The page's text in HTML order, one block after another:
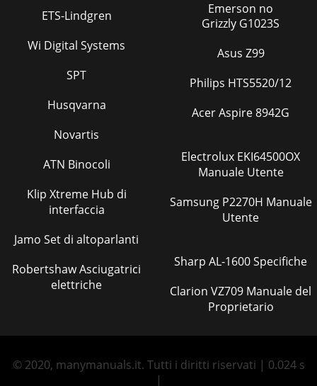
ETS-Lindgren
Wi Digital Systems
SPT
Husqvarna
Novartis
ATN Binocoli
Klip Xtreme Hub di
interfaccia
Jamo Set di altoparlanti
Robertshaw Asciugatrici
elettriche
Emerson no
Grizzly G1023S
Asus Z99
Philips HTS5520/12
Acer Aspire 8942G
Electrolux EKI64500OX
Manuale Utente
Samsung P2270H Manuale
Utente
Sharp AL-1600 Specifiche
Clarion VZ709 Manuale del
Proprietario
© 2020, manymanuals.it. Tutti i diritti riservati | 0.024 s
|